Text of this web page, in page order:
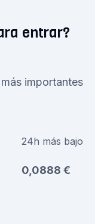
entrar?
importantes
24h más bajo
0,0888 €